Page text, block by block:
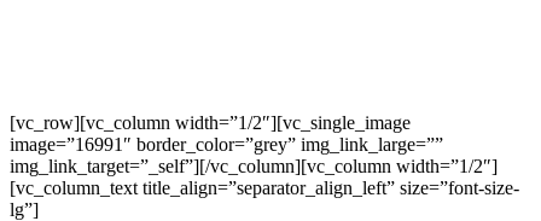
[vc_row][vc_column width=”1/2″][vc_single_image
image=”16991″ border_color=”grey” img_link_large=””
img_link_target=”_self”][/vc_column][vc_column width=”1/2″]
[vc_column_text title_align=”separator_align_left” size=”font-size-
lg”]